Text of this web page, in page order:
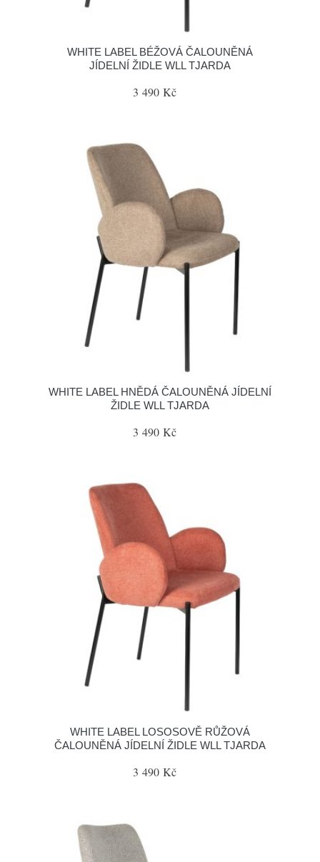
WHITE LABEL BÉŽOVÁ ČALOUNĚNÁ
JÍDELNÍ ŽIDLE WLL TJARDA
3 490 Kč
WHITE LABEL HNĚDÁ ČALOUNĚNÁ JÍDELNÍ
ŽIDLE WLL TJARDA
3 490 Kč
WHITE LABEL LOSOSOVĚ RŮŽOVÁ
ČALOUNĚNÁ JÍDELNÍ ŽIDLE WLL TJARDA
3 490 Kč